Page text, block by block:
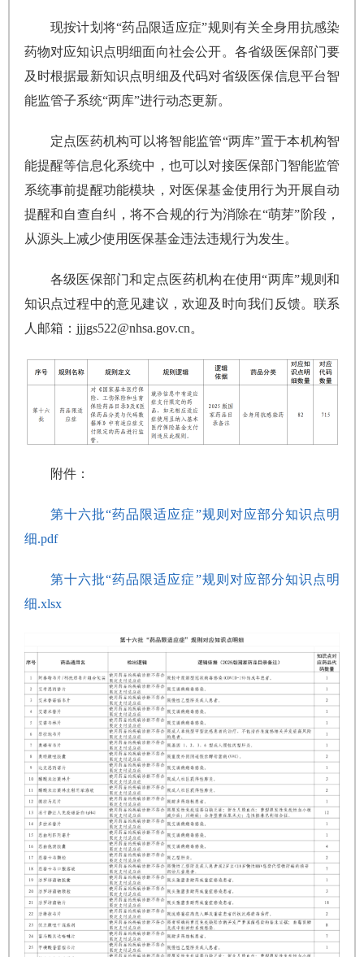
现按计划将“药品限适应症”规则有关全身用抗感染
药物对应知识点明细面向社会公开。各省级医保部门要
及时根据最新知识点明细及代码对省级医保信息平台智
能监管子系统“两库”进行动态更新。
定点医药机构可以将智能监管“两库”置于本机构智
能提醒等信息化系统中，也可以对接医保部门智能监管
系统事前提醒功能模块，对医保基金使用行为开展自动
提醒和自查自纠，将不合规的行为消除在“萌芽”阶段，
从源头上减少使用医保基金违法违规行为发生。
各级医保部门和定点医药机构在使用“两库”规则和
知识点过程中的意见建议，欢迎及时向我们反馈。联系
人邮箱：jjjgs522@nhsa.gov.cn。
附件：
第十六批“药品限适应症”规则对应部分知识点明
细.pdf
第十六批“药品限适应症”规则对应部分知识点明
细.xlsx